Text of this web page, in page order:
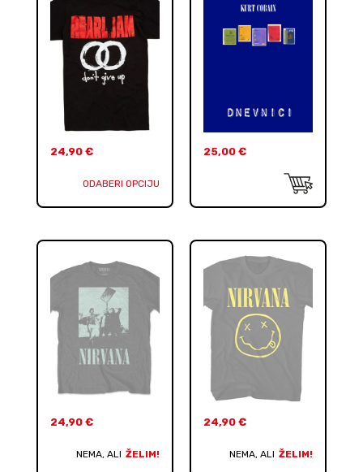
24,90 €
ODABERI OPCIJU
25,00 €
24,90 €
NEMA, ALI ŽELIM!
24,90 €
NEMA, ALI ŽELIM!